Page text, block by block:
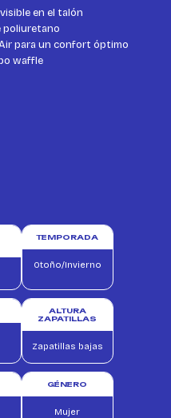
en el talón
poliuretano
para un confort óptimo
waffle
TEMPORADA
Otoño/Invierno
ALTURA
ZAPATILLAS
Zapatillas bajas
GÉNERO
Mujer